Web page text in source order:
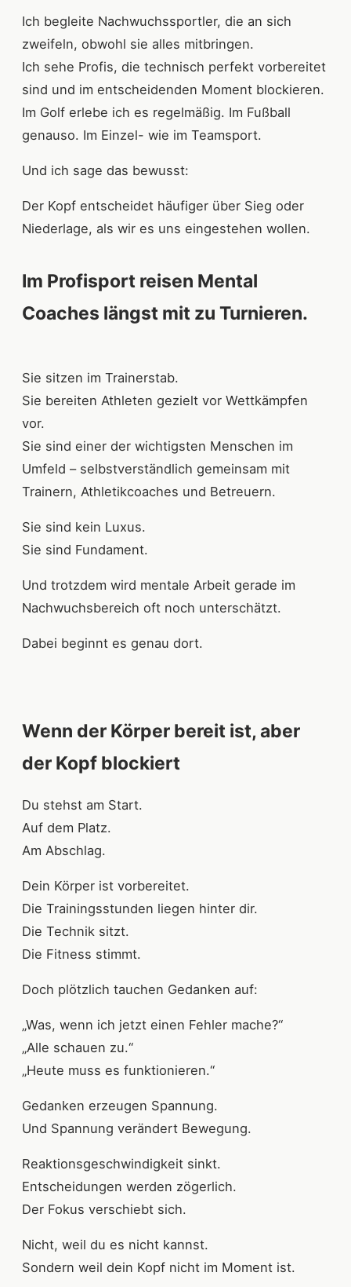
Ich begleite Nachwuchssportler, die an sich
zweifeln, obwohl sie alles mitbringen.
Ich sehe Profis, die technisch perfekt vorbereitet
sind und im entscheidenden Moment blockieren.
Im Golf erlebe ich es regelmäßig. Im Fußball
genauso. Im Einzel- wie im Teamsport.
Und ich sage das bewusst:
Der Kopf entscheidet häufiger über Sieg oder
Niederlage, als wir es uns eingestehen wollen.
Im Profisport reisen Mental
Coaches längst mit zu Turnieren.
Sie sitzen im Trainerstab.
Sie bereiten Athleten gezielt vor Wettkämpfen
vor.
Sie sind einer der wichtigsten Menschen im
Umfeld – selbstverständlich gemeinsam mit
Trainern, Athletikcoaches und Betreuern.
Sie sind kein Luxus.
Sie sind Fundament.
Und trotzdem wird mentale Arbeit gerade im
Nachwuchsbereich oft noch unterschätzt.
Dabei beginnt es genau dort.
Wenn der Körper bereit ist, aber
der Kopf blockiert
Du stehst am Start.
Auf dem Platz.
Am Abschlag.
Dein Körper ist vorbereitet.
Die Trainingsstunden liegen hinter dir.
Die Technik sitzt.
Die Fitness stimmt.
Doch plötzlich tauchen Gedanken auf:
„Was, wenn ich jetzt einen Fehler mache?“
„Alle schauen zu.“
„Heute muss es funktionieren.“
Gedanken erzeugen Spannung.
Und Spannung verändert Bewegung.
Reaktionsgeschwindigkeit sinkt.
Entscheidungen werden zögerlich.
Der Fokus verschiebt sich.
Nicht, weil du es nicht kannst.
Sondern weil dein Kopf nicht im Moment ist.